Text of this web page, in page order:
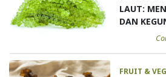
LAUT:
DAN
FRUIT &